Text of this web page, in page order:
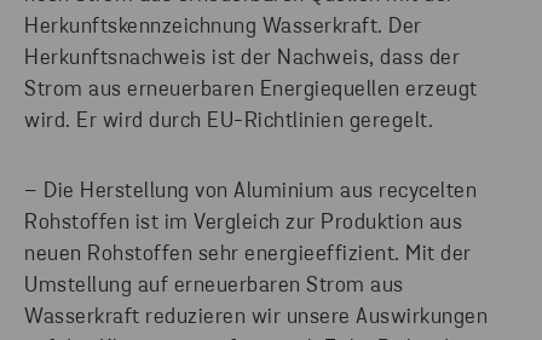
Herkunftskennzeichnung Wasserkraft. Der
Herkunftsnachweis ist der Nachweis, dass der
Strom aus erneuerbaren Energiequellen erzeugt
wird. Er wird durch EU-Richtlinien geregelt.
– Die Herstellung von Aluminium aus recycelten
Rohstoffen ist im Vergleich zur Produktion aus
neuen Rohstoffen sehr energieeffizient. Mit der
Umstellung auf erneuerbaren Strom aus
Wasserkraft reduzieren wir unsere Auswirkungen